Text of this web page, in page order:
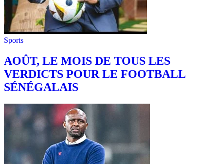
Sports
AOÛT, LE MOIS DE TOUS LES
VERDICTS POUR LE FOOTBALL
SÉNÉGALAIS